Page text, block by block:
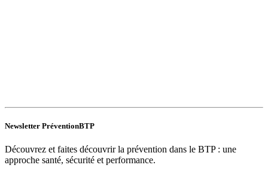
Newsletter PréventionBTP
Découvrez et faites découvrir la prévention dans le BTP : une
approche santé, sécurité et performance.